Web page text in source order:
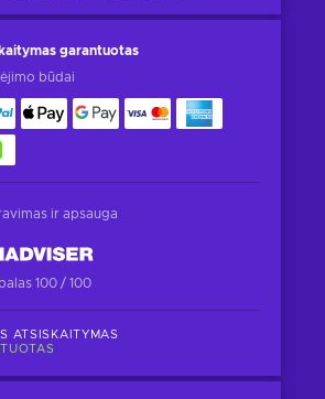
garantuotas
būdai
ir apsauga
100 / 100
ATSISKAITYMAS